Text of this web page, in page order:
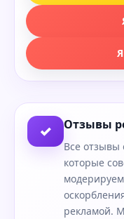
✓ Отзывы
Все отзывы
которые
рекламой.